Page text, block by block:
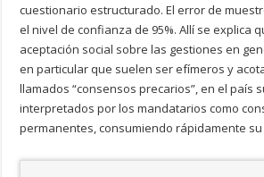
cuestionario estructurado. El error de
el nivel de confianza de 95%. Allí se explica
aceptación social sobre las gestiones en
en particular que suelen ser efímeros y
llamados “consensos precarios”, en el país
interpretados por los mandatarios como
permanentes, consumiendo rápidamente su